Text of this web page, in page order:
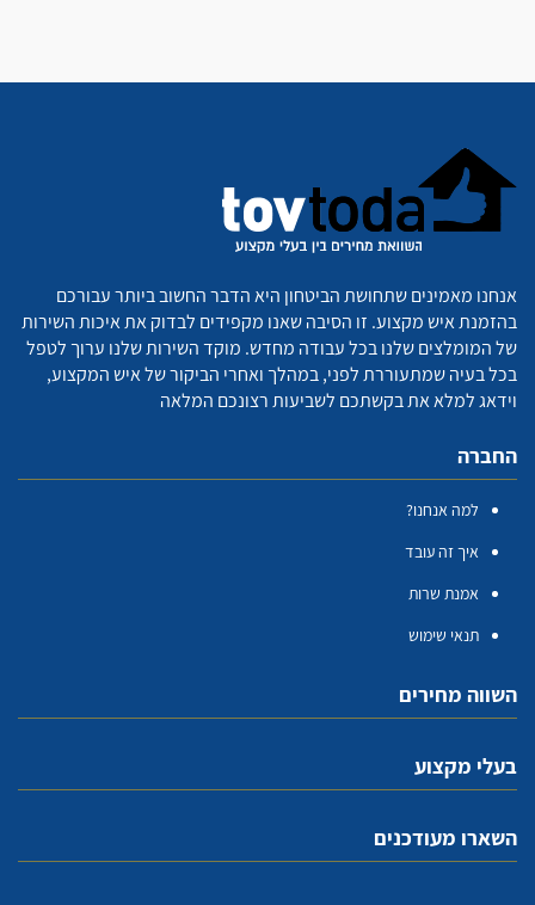
אנחנו מאמינים שתחושת הביטחון היא הדבר החשוב ביותר עבורכם
בהזמנת איש מקצוע. זו הסיבה שאנו מקפידים לבדוק את איכות השירות
של המומלצים שלנו בכל עבודה מחדש. מוקד השירות שלנו ערוך לטפל
בכל בעיה שמתעוררת לפני, במהלך ואחרי הביקור של איש המקצוע,
וידאג למלא את בקשתכם לשביעות רצונכם המלאה
החברה
למה אנחנו?
איך זה עובד
אמנת שרות
תנאי שימוש
השווה מחירים
בעלי מקצוע
השארו מעודכנים